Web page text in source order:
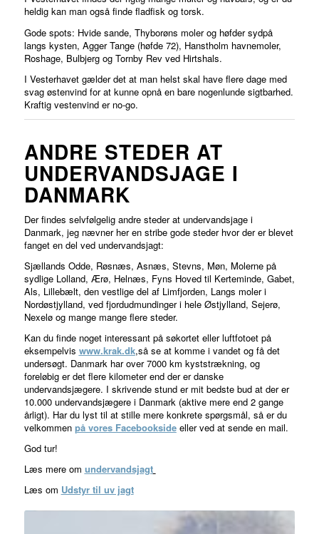
heldig kan man også finde fladfisk og torsk.
Gode spots: Hvide sande, Thyborøns moler og høfder sydpå
langs kysten, Agger Tange (høfde 72), Hanstholm havnemoler,
Roshage, Bulbjerg og Tornby Rev ved Hirtshals.
I Vesterhavet gælder det at man helst skal have flere dage med
svag østenvind for at kunne opnå en bare nogenlunde sigtbarhed.
Kraftig vestenvind er no-go.
ANDRE STEDER AT
UNDERVANDSJAGE I
DANMARK
Der findes selvfølgelig andre steder at undervandsjage i
Danmark, jeg nævner her en stribe gode steder hvor der er blevet
fanget en del ved undervandsjagt:
Sjællands Odde, Røsnæs, Asnæs, Stevns, Møn, Molerne på
sydlige Lolland, Ærø, Helnæs, Fyns Hoved til Kerteminde, Gabet,
Als, Lillebælt, den vestlige del af Limfjorden, Langs moler i
Nordøstjylland, ved fjordudmundinger i hele Østjylland, Sejerø,
Nexelø og mange mange flere steder.
Kan du finde noget interessant på søkortet eller luftfotoet på
eksempelvis www.krak.dk,så se at komme i vandet og få det
undersøgt. Danmark har over 7000 km kyststrækning, og
foreløbig er det flere kilometer end der er danske
undervandsjægere. I skrivende stund er mit bedste bud at der er
10.000 undervandsjægere i Danmark (aktive mere end 2 gange
årligt). Har du lyst til at stille mere konkrete spørgsmål, så er du
velkommen på vores Facebooksideeller ved at sende en mail.
God tur!
Læs mere om undervandsjagt
Læs om Udstyr til uv jagt